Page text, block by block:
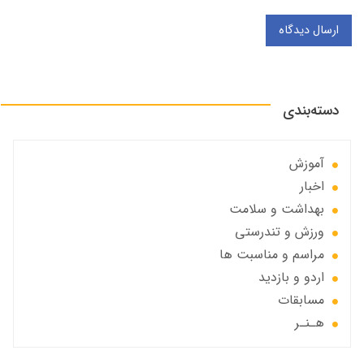
ارسال دیدگاه
دسته‌بندی
آموزش
اخبار
بهداشت و سلامت
ورزش و تندرستی
مراسم و مناسبت ها
اردو و بازدید
مسابقات
هـنـر